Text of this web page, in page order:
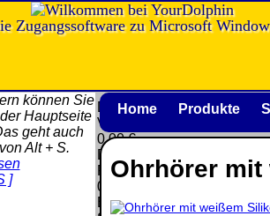
Ohrhörer
Home Produkte
können Sie
Hauptseite
geht auch
Alt + S.
]
Zugangssoftware zu Microsoft
6.95
Deutschland
Vorkasse:
0.00 €
Deutschland
PayPal:
0.00 €
EU (inkl.